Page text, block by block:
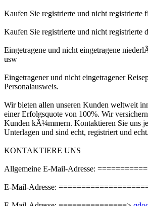
Kaufen Sie registrierte und nicht registrierte
Kaufen Sie registrierte und nicht registrierte
Eingetragene und nicht eingetragene
usw
Eingetragener und nicht eingetragener
Personalausweis.
Wir bieten allen unseren Kunden weltweit
einer Erfolgsquote von 100%. Wir
Kunden kÃ¼mmern. Kontaktieren Sie uns
Unterlagen und sind echt, registriert und
KONTAKTIERE UNS
Allgemeine E-Mail-Adresse:
E-Mail-Adresse: